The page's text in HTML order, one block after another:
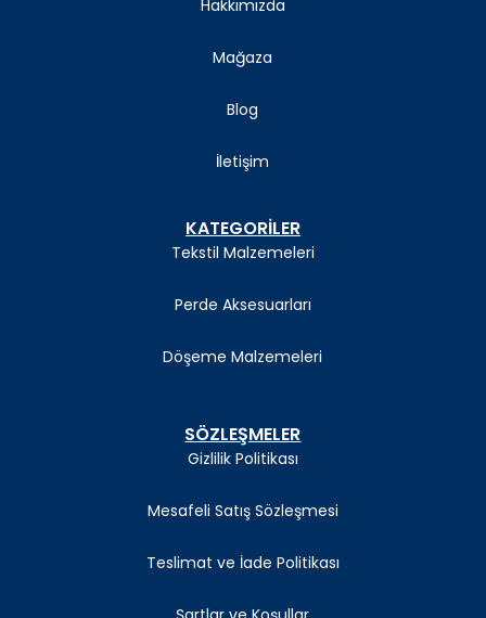
Hakkımızda
Mağaza
Blog
İletişim
KATEGORİLER
Tekstil Malzemeleri
Perde Aksesuarları
Döşeme Malzemeleri
SÖZLEŞMELER
Gizlilik Politikası
Mesafeli Satış Sözleşmesi
Teslimat ve İade Politikası